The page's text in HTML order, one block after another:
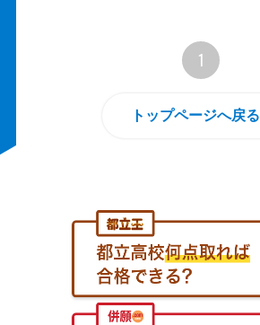
1
トップページへ戻る